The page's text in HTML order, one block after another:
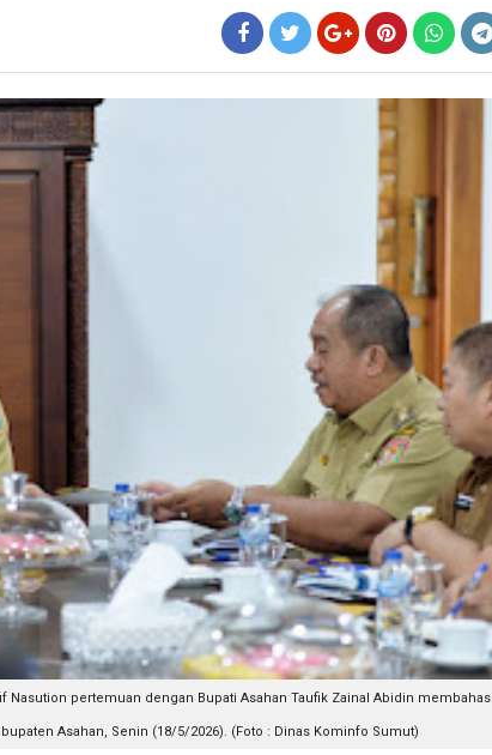
Nasution pertemuan dengan Bupati Asahan Taufik Zainal Abidin membahas
Asahan, Senin (18/5/2026). (Foto : Dinas Kominfo Sumut)